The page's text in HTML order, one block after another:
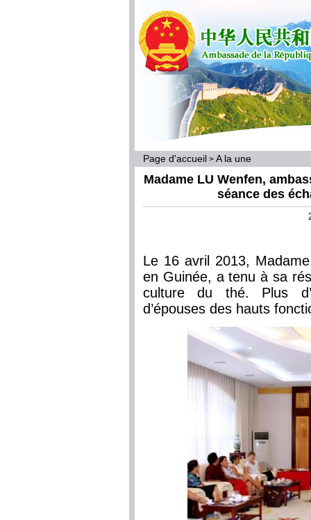
Page d'accueil > A la une
Madame LU Wenfen,
séance des
Le 16 avril 2013,
en Guinée, a tenu à sa
culture du thé. Plus
d’épouses des hauts